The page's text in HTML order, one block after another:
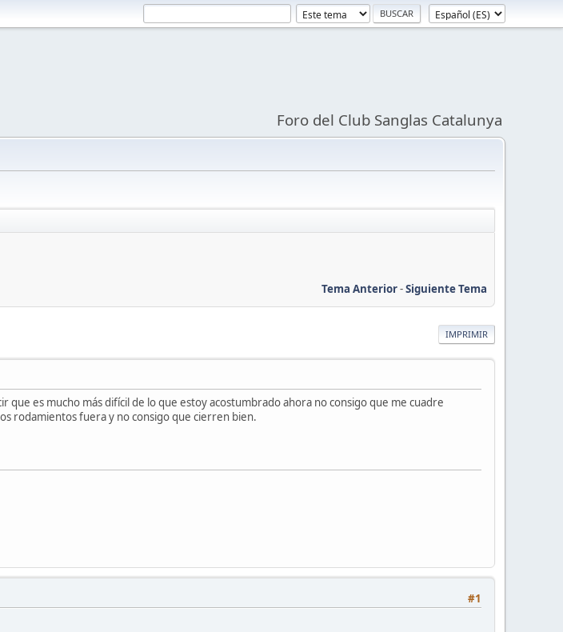
Foro del Club Sanglas Catalunya
Tema Anterior-Siguiente Tema
IMPRIMIR
que es mucho más difícil de lo que estoy acostumbrado ahora no consigo que me cuadre
rodamientos fuera y no consigo que cierren bien.
#1